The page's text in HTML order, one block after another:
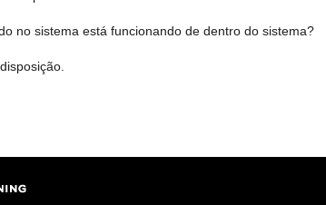
no sistema está funcionando de dentro do sistema?